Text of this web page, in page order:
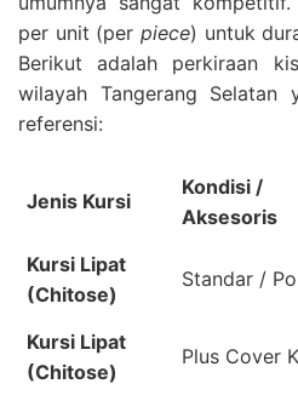
per unit (per piece) untuk
Berikut adalah perkiraan
wilayah Tangerang Selatan
referensi:
Jenis Kursi
Kondisi /
Aksesoris
Kursi Lipat
(Chitose)
Standar /
Kursi Lipat
(Chitose)
Plus Cover